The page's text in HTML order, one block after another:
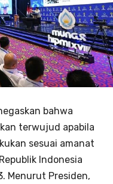
bahwa
terwujud apabila
sesuai amanat
Indonesia
Menurut Presiden,